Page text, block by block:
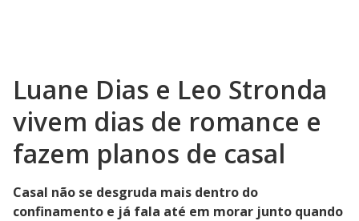
Luane Dias e Leo Stronda
vivem dias de romance e
fazem planos de casal
Casal não se desgruda mais dentro do
confinamento e já fala até em morar junto quando